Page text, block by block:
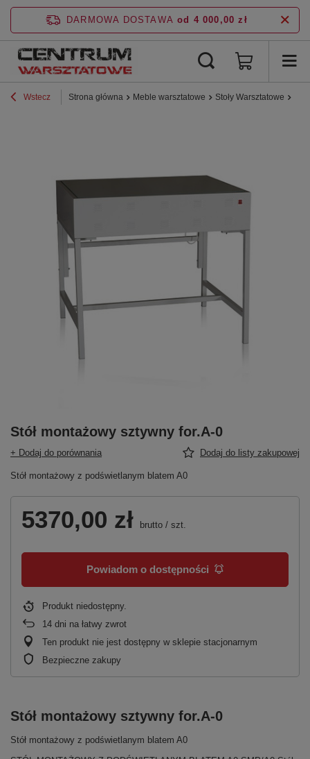
DARMOWA DOSTAWA od 4 000,00 zł
Wstecz Strona główna Meble warsztatowe Stoły Warsztatowe
Stół montażowy sztywny for.A-0
+ Dodaj do porównania Dodaj do listy zakupowej
Stół montażowy z podświetlanym blatem A0
5370,00 zł brutto / szt.
Powiadom o dostępności
Produkt niedostępny
14 dni na łatwy zwrot
Ten produkt nie jest dostępny w sklepie stacjonarnym
Bezpieczne zakupy
Stół montażowy sztywny for.A-0
Stół montażowy z podświetlanym blatem A0